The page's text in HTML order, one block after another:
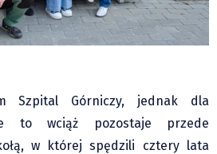
Szpital Górniczy, jednak dla
to wciąż pozostaje przede
w której spędzili cztery lata